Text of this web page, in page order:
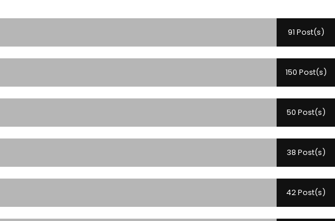
91 Post(s)
150 Post(s)
50 Post(s)
38 Post(s)
42 Post(s)